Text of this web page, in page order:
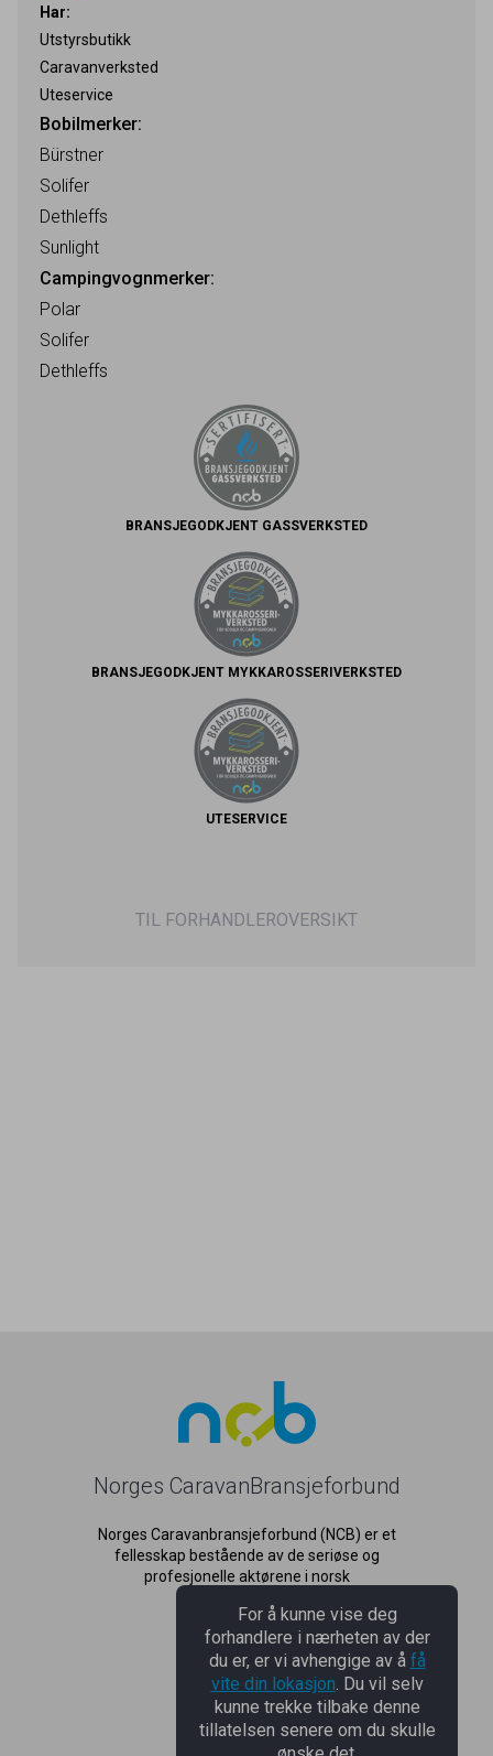
Har:
Utstyrsbutikk
Caravanverksted
Uteservice
Bobilmerker:
Bürstner
Solifer
Dethleffs
Sunlight
Campingvognmerker:
Polar
Solifer
Dethleffs
BRANSJEGODKJENT GASSVERKSTED
BRANSJEGODKJENT MYKKAROSSERIVERKSTED
UTESERVICE
TIL FORHANDLEROVERSIKT
Norges CaravanBransjeforbund
Norges Caravanbransjeforbund (NCB) er et
fellesskap bestående av de seriøse og
profesjonelle aktørene i norsk
NCB
NCB
For å kunne vise deg
forhandlere i nærheten av der
du er, er vi avhengige av å få
vite din lokasjon. Du vil selv
kunne trekke tilbake denne
tillatelsen senere om du skulle